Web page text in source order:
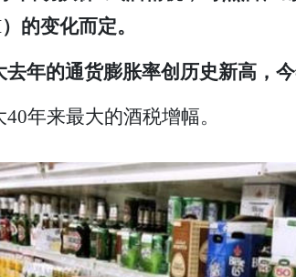
的变化而定。
年的通货膨胀率创历史新高，
年来最大的酒税增幅。